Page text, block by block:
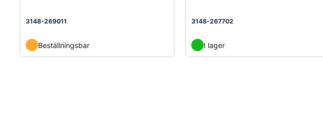
3148-269011
Beställningsbar
3148-267702
I lager